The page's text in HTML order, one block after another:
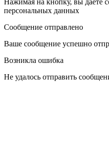
Нажимая на кнопку, вы даете
персональных данных
Сообщение отправлено
Ваше сообщение успешно
Возникла ошибка
Не удалось отправить